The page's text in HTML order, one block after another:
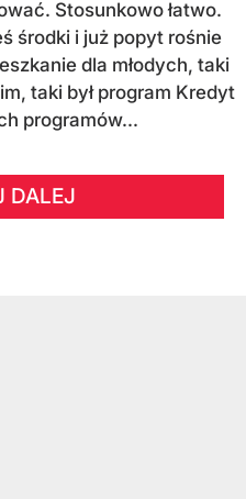
Stosunkowo łatwo.
środki i już popyt rośnie
dla młodych, taki
taki był program Kredyt
programów...
DALEJ